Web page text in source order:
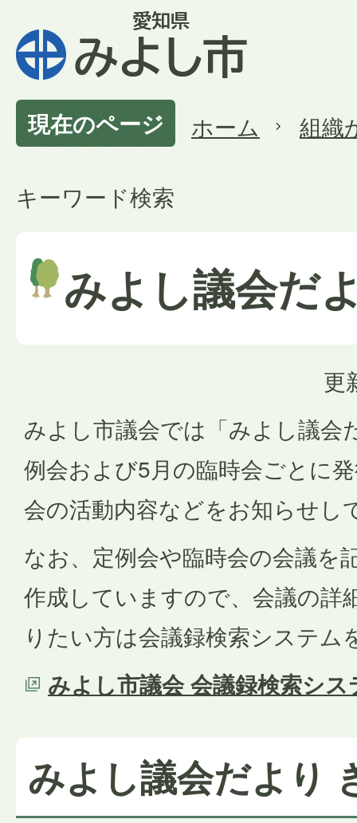
現在のページ ホーム 組織
キーワード検索
みよし議会だ
更
みよし市議会では「みよし議会
例会および5月の臨時会ごとに
会の活動内容などをお知らせし
なお、定例会や臨時会の会議を
作成していますので、会議の詳
りたい方は会議録検索システム
みよし市議会 会議録検索シス
みよし議会だより